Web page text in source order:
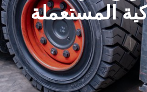
المستعملة